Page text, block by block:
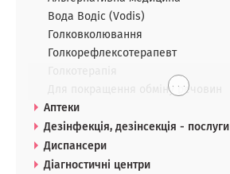
Вода Водіс (Vodis)
Голковколювання
Голкорефлексотерапевт
Для покращення обміну речовин
. . .
Аптеки
Дезінфекція, дезінсекція - послуги
Диспансери
Діагностичні центри